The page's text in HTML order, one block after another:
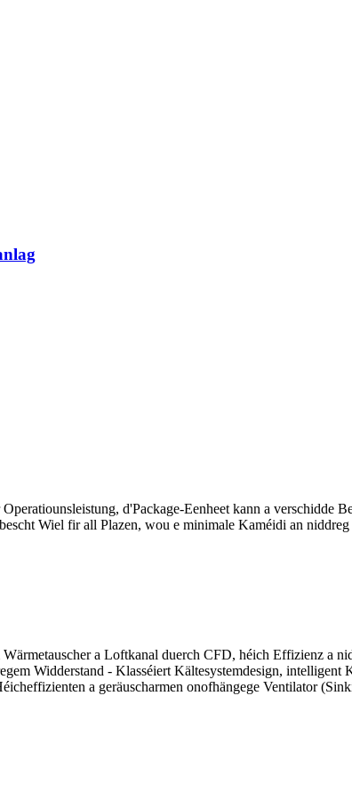
d'Package-Eenheet kann a verschidde
Wiel fir all Plazen, wou e minimale Kaméidi an
a Loftkanal duerch CFD, héich Effizienz a
Widderstand - Klasséiert Kältesystemdesign, intelligent
a geräuscharmen onofhängege Ventilator